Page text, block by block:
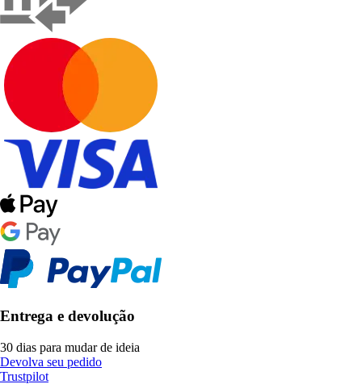
Entrega e devolução
30 dias para mudar de ideia
Devolva seu pedido
Trustpilot